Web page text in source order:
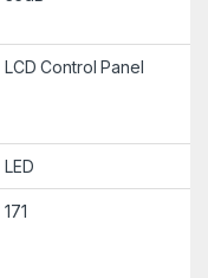
LCD Control Panel
LED
171